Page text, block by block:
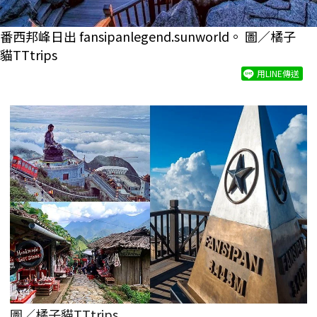
番西邦峰日出 fansipanlegend.sunworld。 圖／橘子
貓TTtrips
用LINE傳送